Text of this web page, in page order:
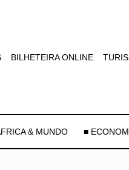
BILHETEIRA ONLINE
& MUNDO ■